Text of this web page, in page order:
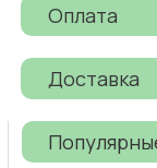
Оплата
Доставка